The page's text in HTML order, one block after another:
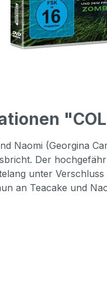
Naomi (Georgina
Der
unter
an Teacake und